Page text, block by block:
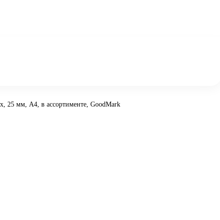
25 мм, А4, в ассортименте, GoodMark